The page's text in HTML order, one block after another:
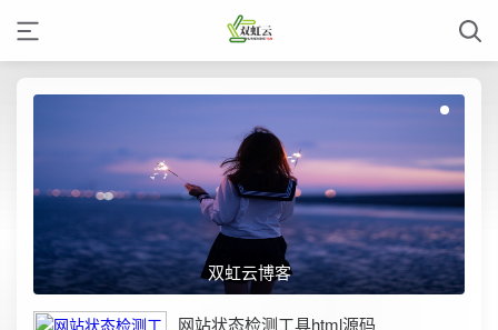
双虹云博客
网站状态检测工具html源码